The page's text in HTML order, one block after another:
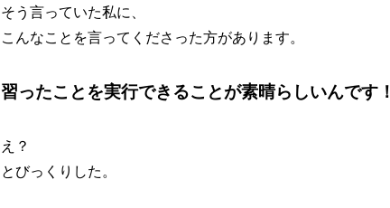
そう言っていた私に、
こんなことを言ってくださった方があります。
習ったことを実行できることが素晴らしいんです！
え？
とびっくりした。